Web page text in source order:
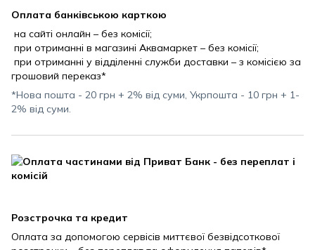
Оплата банківською карткою
на сайті онлайн – без комісії;
при отриманні в магазині Аквамаркет – без комісії;
при отриманні у відділенні служби доставки – з комісією за
грошовий переказ*
*Нова пошта - 20 грн + 2% від суми, Укрпошта - 10 грн + 1-
2% від суми.
Розстрочка та кредит
Оплата за допомогою сервісів миттєвої безвідсоткової